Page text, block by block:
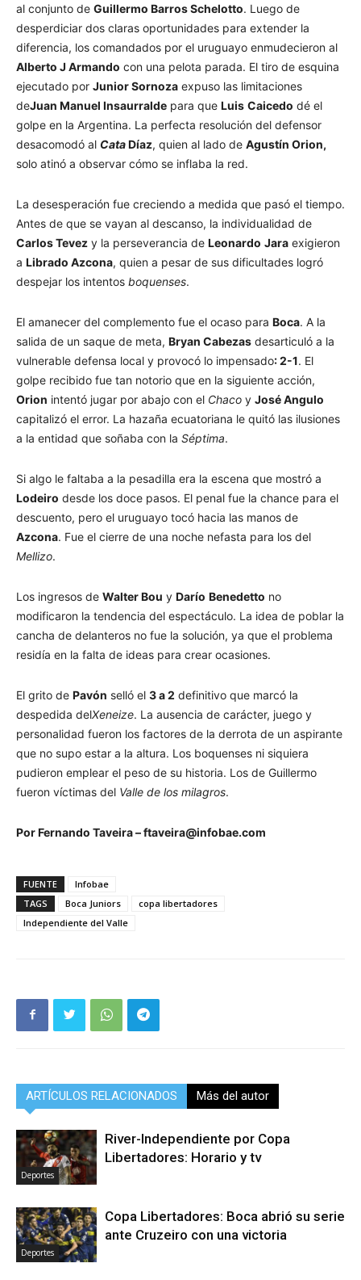
al conjunto de Guillermo Barros Schelotto. Luego de
desperdiciar dos claras oportunidades para extender la
diferencia, los comandados por el uruguayo enmudecieron al
Alberto J Armando con una pelota parada. El tiro de esquina
ejecutado por Junior Sornoza expuso las limitaciones
deJuan Manuel Insaurralde para que Luis Caicedo dé el
golpe en la Argentina. La perfecta resolución del defensor
desacomodó al CataDíaz, quien al lado de Agustín Orion,
solo atinó a observar cómo se inflaba la red.
La desesperación fue creciendo a medida que pasó el tiempo.
Antes de que se vayan al descanso, la individualidad de
Carlos Tevez y la perseverancia de Leonardo Jara exigieron
a Librado Azcona, quien a pesar de sus dificultades logró
despejar los intentos boquenses.
El amanecer del complemento fue el ocaso para Boca. A la
salida de un saque de meta, Bryan Cabezas desarticuló a la
vulnerable defensa local y provocó lo impensado: 2-1. El
golpe recibido fue tan notorio que en la siguiente acción,
Orion intentó jugar por abajo con el Chaco y José Angulo
capitalizó el error. La hazaña ecuatoriana le quitó las ilusiones
a la entidad que soñaba con la Séptima.
Si algo le faltaba a la pesadilla era la escena que mostró a
Lodeiro desde los doce pasos. El penal fue la chance para el
descuento, pero el uruguayo tocó hacia las manos de
Azcona. Fue el cierre de una noche nefasta para los del
Mellizo.
Los ingresos de Walter Bou y Darío Benedetto no
modificaron la tendencia del espectáculo. La idea de poblar la
cancha de delanteros no fue la solución, ya que el problema
residía en la falta de ideas para crear ocasiones.
El grito de Pavón selló el 3 a 2 definitivo que marcó la
despedida delXeneize. La ausencia de carácter, juego y
personalidad fueron los factores de la derrota de un aspirante
que no supo estar a la altura. Los boquenses ni siquiera
pudieron emplear el peso de su historia. Los de Guillermo
fueron víctimas del Valle de los milagros.
Por Fernando Taveira – ftaveira@infobae.com
FUENTE
Infobae
TAGS
Boca Juniors
copa libertadores
Independiente del Valle
ARTÍCULOS RELACIONADOS Más del autor
Deportes
River-Independiente por Copa
Libertadores: Horario y tv
Deportes
Copa Libertadores: Boca abrió su serie
ante Cruzeiro con una victoria